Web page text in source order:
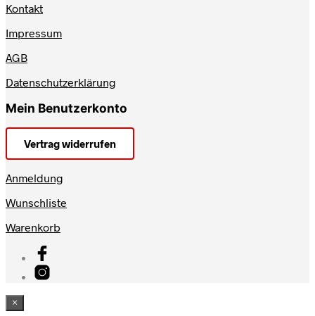
Kontakt
Impressum
AGB
Datenschutzerklärung
Mein Benutzerkonto
Vertrag widerrufen
Anmeldung
Wunschliste
Warenkorb
×